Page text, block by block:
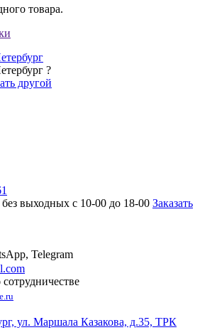
товара.
?
другой
выходных с 10-00 до 18-00 Заказать
Telegram
ул. Маршала Казакова, д.35, ТРК